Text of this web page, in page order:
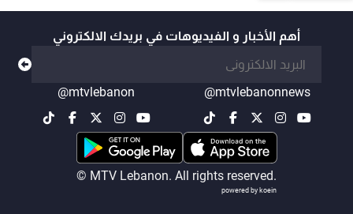
أهم الأخبار و الفيديوهات في بريدك الالكتروني
@mtvlebanonnews
@mtvlebanon
© MTV Lebanon. All rights reserved.
powered by koein